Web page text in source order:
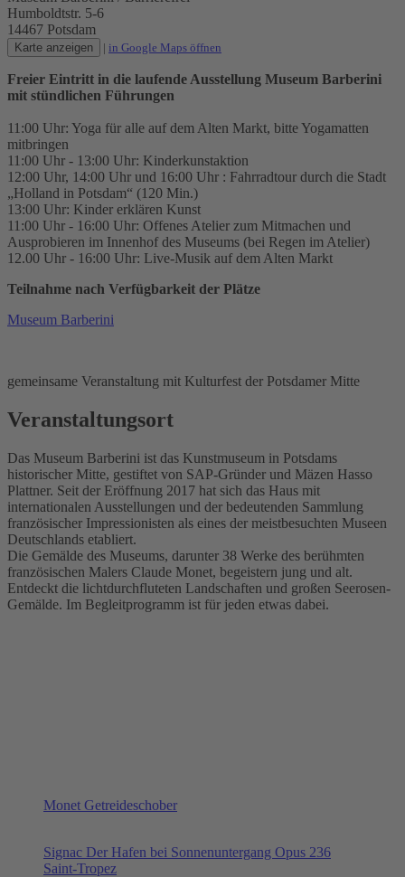
Humboldtstr. 5-6
14467 Potsdam
Karte anzeigen | in Google Maps öffnen
Freier Eintritt in die laufende Ausstellung Museum Barberini
mit stündlichen Führungen
11:00 Uhr: Yoga für alle auf dem Alten Markt, bitte Yogamatten
mitbringen
11:00 Uhr - 13:00 Uhr: Kinderkunstaktion
12:00 Uhr, 14:00 Uhr und 16:00 Uhr : Fahrradtour durch die Stadt
„Holland in Potsdam“ (120 Min.)
13:00 Uhr: Kinder erklären Kunst
11:00 Uhr - 16:00 Uhr: Offenes Atelier zum Mitmachen und
Ausprobieren im Innenhof des Museums (bei Regen im Atelier)
12.00 Uhr - 16:00 Uhr: Live-Musik auf dem Alten Markt
Teilnahme nach Verfügbarkeit der Plätze
Museum Barberini
gemeinsame Veranstaltung mit Kulturfest der Potsdamer Mitte
Veranstaltungsort
Das Museum Barberini ist das Kunstmuseum in Potsdams
historischer Mitte, gestiftet von SAP-Gründer und Mäzen Hasso
Plattner. Seit der Eröffnung 2017 hat sich das Haus mit
internationalen Ausstellungen und der bedeutenden Sammlung
französischer Impressionisten als eines der meistbesuchten Museen
Deutschlands etabliert.
Die Gemälde des Museums, darunter 38 Werke des berühmten
französischen Malers Claude Monet, begeistern jung und alt.
Entdeckt die lichtdurchfluteten Landschaften und großen Seerosen-
Gemälde. Im Begleitprogramm ist für jeden etwas dabei.
Monet Getreideschober
Signac Der Hafen bei Sonnenuntergang Opus 236
Saint-Tropez